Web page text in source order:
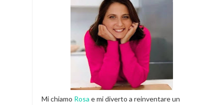
Mi chiamo Rosa e mi diverto a reinventare un